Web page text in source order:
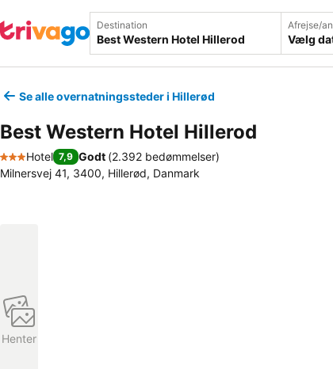
Destination Afrejse/
Vælg
Se alle overnatningssteder i Hillerød
Best Western Hotel Hillerod
3 Stjerner
Hotel 7,9 Godt (2.392 bedømmelser)
Milnersvej 41, 3400, Hillerød, Danmark
Henter